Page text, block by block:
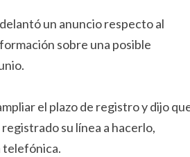
un anuncio respecto al
sobre una posible
el plazo de registro y dijo
registrado su línea a hacerlo,
telefónica.